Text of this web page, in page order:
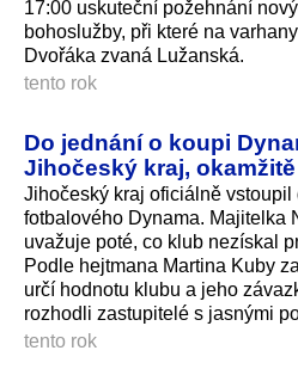
17:00 uskuteční požehnání
bohoslužby, při které na
Dvořáka zvaná Lužanská.
tento rok
Do jednání o koupi
Jihočeský kraj,
Jihočeský kraj oficiálně vstoupil
fotbalového Dynama. Majitelka
uvažuje poté, co klub nezískal
Podle hejtmana Martina Kuby
určí hodnotu klubu a jeho
rozhodli zastupitelé s jasnými
tento rok